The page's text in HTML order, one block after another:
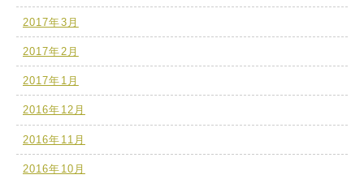
2017年3月
2017年2月
2017年1月
2016年12月
2016年11月
2016年10月